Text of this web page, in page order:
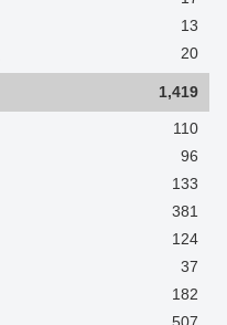
13
20
1,419
110
96
133
381
124
37
182